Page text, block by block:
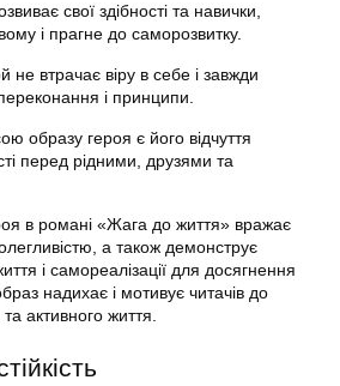
свої здібності та навички,
і прагне до саморозвитку.
не втрачає віру в себе і завжди
і принципи.
образу героя є його відчуття
перед рідними, друзями та
в романі «Жага до життя» вражає
а також демонструє
і самореалізації для досягнення
надихає і мотивує читачів до
активного життя.